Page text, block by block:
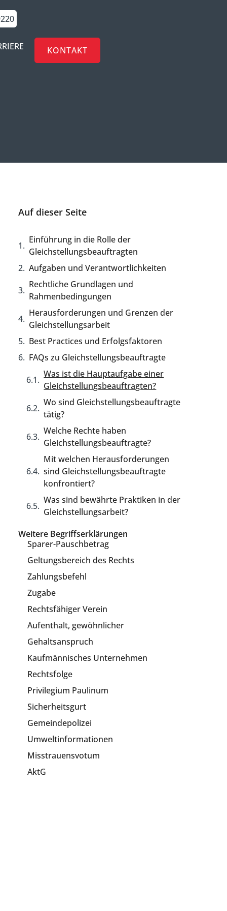
KONTAKT
Auf dieser Seite
Einführung in die Rolle der
Gleichstellungsbeauftragten
Aufgaben und Verantwortlichkeiten
Rechtliche Grundlagen und
Rahmenbedingungen
Herausforderungen und Grenzen der
Gleichstellungsarbeit
Best Practices und Erfolgsfaktoren
FAQs zu Gleichstellungsbeauftragte
Was ist die Hauptaufgabe einer
Gleichstellungsbeauftragten?
Wo sind Gleichstellungsbeauftragte
tätig?
Welche Rechte haben
Gleichstellungsbeauftragte?
Mit welchen Herausforderungen
sind Gleichstellungsbeauftragte
konfrontiert?
Was sind bewährte Praktiken in der
Gleichstellungsarbeit?
Weitere Begriffserklärungen
Sparer-Pauschbetrag
Geltungsbereich des Rechts
Zahlungsbefehl
Zugabe
Rechtsfähiger Verein
Aufenthalt, gewöhnlicher
Gehaltsanspruch
Kaufmännisches Unternehmen
Rechtsfolge
Privilegium Paulinum
Sicherheitsgurt
Gemeindepolizei
Umweltinformationen
Misstrauensvotum
AktG